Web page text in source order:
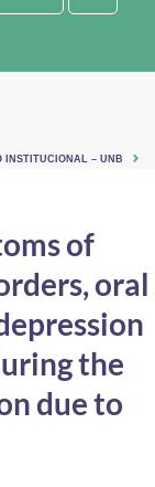
INSTITUCIONAL – UNB
of
oral
the
due to